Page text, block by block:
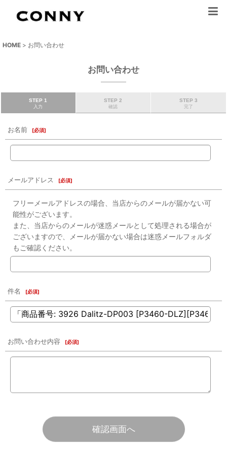
HOME > お問い合わせ
お問い合わせ
STEP 1
入力
STEP 2
確認
STEP 3
完了
お名前 [必須]
メールアドレス [必須]
フリーメールアドレスの場合、当店からのメールが届かない可
能性がございます。
また、当店からのメールが迷惑メールとして処理される場合が
ございますので、メールが届かない場合は迷惑メールフォルダ
もご確認ください。
件名 [必須]
お問い合わせ内容 [必須]
確認画面へ